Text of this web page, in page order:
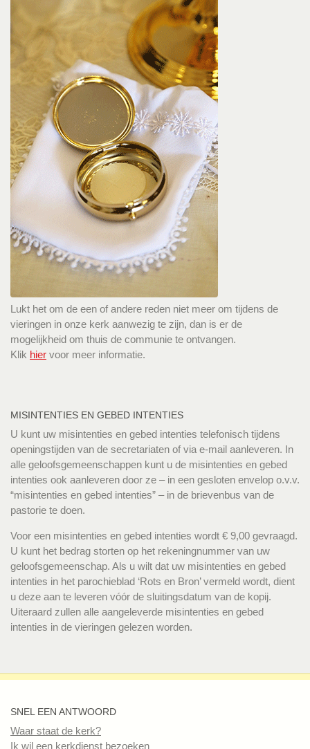
Lukt het om de een of andere reden niet meer om tijdens de
vieringen in onze kerk aanwezig te zijn, dan is er de
mogelijkheid om thuis de communie te ontvangen.
Klik hier voor meer informatie.
MISINTENTIES EN GEBED INTENTIES
U kunt uw misintenties en gebed intenties telefonisch tijdens
openingstijden van de secretariaten of via e-mail aanleveren. In
alle geloofsgemeenschappen kunt u de misintenties en gebed
intenties ook aanleveren door ze – in een gesloten envelop o.v.v.
“misintenties en gebed intenties” – in de brievenbus van de
pastorie te doen.
Voor een misintenties en gebed intenties wordt € 9,00 gevraagd.
U kunt het bedrag storten op het rekeningnummer van uw
geloofsgemeenschap. Als u wilt dat uw misintenties en gebed
intenties in het parochieblad ‘Rots en Bron’ vermeld wordt, dient
u deze aan te leveren vóór de sluitingsdatum van de kopij.
Uiteraard zullen alle aangeleverde misintenties en gebed
intenties in de vieringen gelezen worden.
SNEL EEN ANTWOORD
Waar staat de kerk?
Ik wil een kerkdienst bezoeken